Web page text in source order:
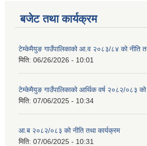
बजेट तथा कार्यक्रम
टेम्केमैयुङ गाउँपालिकाको आ.व २०८३/८४ को नीति
मिति: 06/26/2026 - 10:01
टेम्केमैयुङ गाउँपालिकाको आर्थिक वर्ष २०८२/०८३
मिति: 07/06/2025 - 10:34
आ.ब २०८२/०८३ को नीति तथा कार्यक्रम
मिति: 07/06/2025 - 10:31